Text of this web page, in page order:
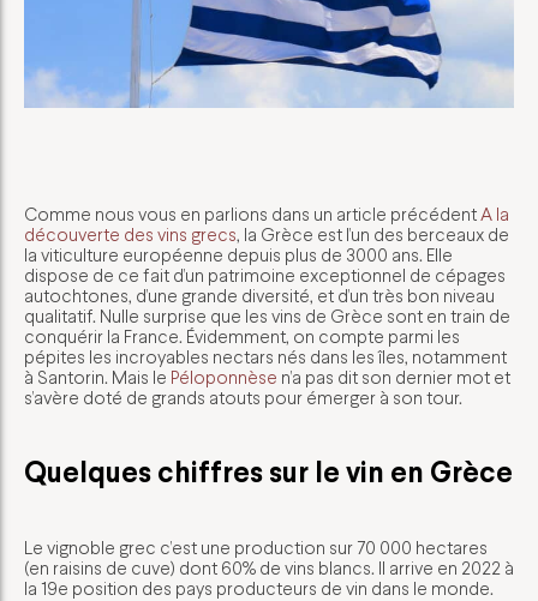
Comme nous vous en parlions dans un article précédentA la
découverte des vins grecs, la Grèce est l’un des berceaux de
la viticulture européenne depuis plus de 3000 ans. Elle
dispose de ce fait d’un patrimoine exceptionnel de cépages
autochtones, d’une grande diversité, et d’un très bon niveau
qualitatif. Nulle surprise que les vins de Grèce sont en train de
conquérir la France. Évidemment, on compte parmi les
pépites les incroyables nectars nés dans les îles, notamment
à Santorin. Mais le Péloponnèse n’a pas dit son dernier mot et
s’avère doté de grands atouts pour émerger à son tour.
Quelques chiffres sur le vin en Grèce
Le vignoble grec c’est une production sur 70 000 hectares
(en raisins de cuve) dont 60% de vins blancs. Il arrive en 2022 à
la 19e position des pays producteurs de vin dans le monde.